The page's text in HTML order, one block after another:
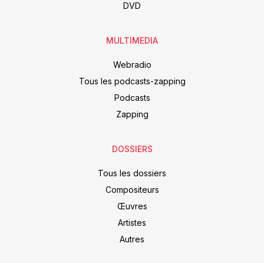
DVD
MULTIMEDIA
Webradio
Tous les podcasts-zapping
Podcasts
Zapping
DOSSIERS
Tous les dossiers
Compositeurs
Œuvres
Artistes
Autres